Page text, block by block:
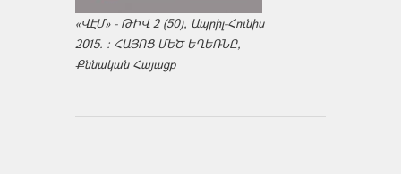
«ՎԷՄ» - ԹԻՎ 2 (50), Ապրիլ-Հունիս
2015. : ՀԱՅՈՑ ՄԵԾ ԵՂԵՌՆԸ,
Քննական Հայացք